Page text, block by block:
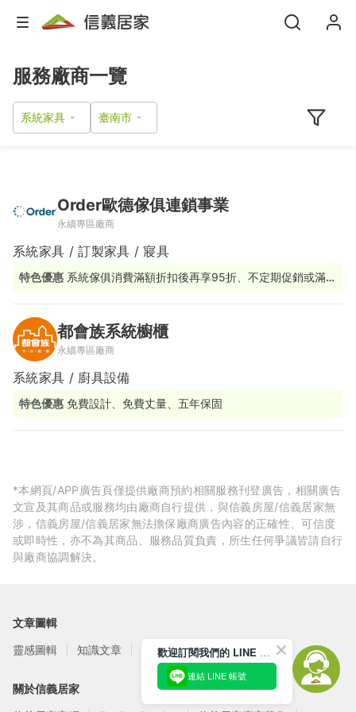
服務廠商一覽
系統家具
Order歐德傢俱連鎖事業
永續專區廠商
系統家具 / 訂製家具 / 寢具
特色優惠 系統傢俱消費滿額折扣後再享95折、不定期促銷或滿額
都會族系統櫥櫃
永續專區廠商
系統家具 / 廚具設備
特色優惠 免費設計、免費丈量、五年保固
*本網頁/APP廣告頁僅提供廠商預約相關服務刊登廣告，相關廣告
文宣及其商品或服務均由廠商自行提供，與信義房屋/信義居家無
涉，信義房屋/信義居家無法擔保廠商廣告內容的正確性、可信度
或即時性，亦不為其商品、服務品質負責，所生任何爭議皆請自行
與廠商協調解決。
文章圖輯
靈感圖輯
知識文章 訂閱電子報
關於信義居家
歡迎訂閱我們的 LINE 官方帳號
連結 LINE 帳號